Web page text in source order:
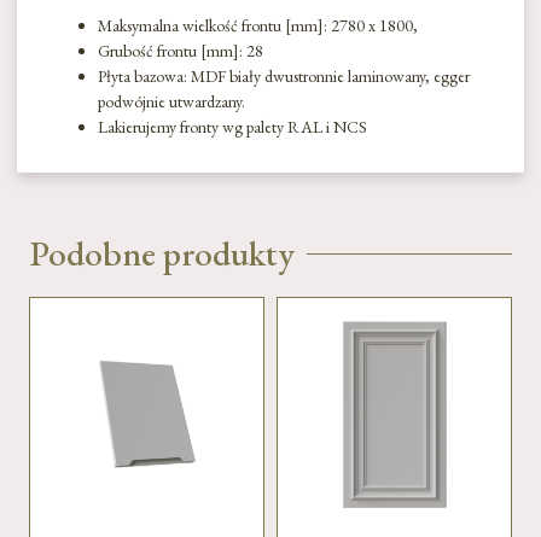
Maksymalna wielkość frontu [mm]: 2780 x 1800,
Grubość frontu [mm]: 28
Płyta bazowa: MDF biały dwustronnie laminowany, egger
podwójnie utwardzany.
Lakierujemy fronty wg palety RAL i NCS
Podobne produkty